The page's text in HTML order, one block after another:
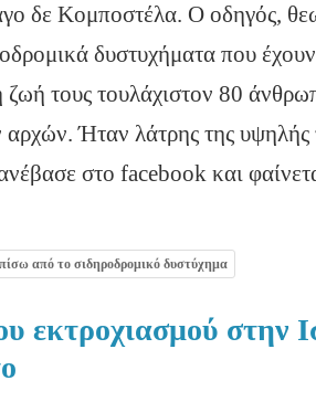
δε Κομποστέλα. Ο οδηγός,
δυστυχήματα που
ζωή τους τουλάχιστον 80
Ήταν λάτρης της υψηλής
στο facebook και
από το σιδηροδρομικό δυστύχημα
εκτροχιασμού στην